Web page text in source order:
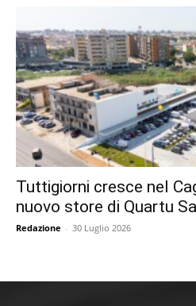
Tuttigiorni cresce nel
nuovo store di Quartu
Redazione - 30 Luglio 2026